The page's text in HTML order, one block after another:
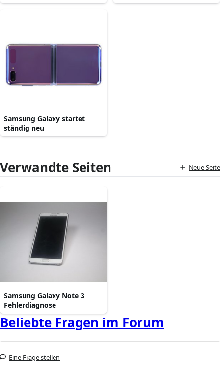
Samsung Galaxy startet
ständig neu
Verwandte Seiten Neue Seite
Samsung Galaxy Note 3
Fehlerdiagnose
Beliebte Fragen im Forum
Eine Frage stellen